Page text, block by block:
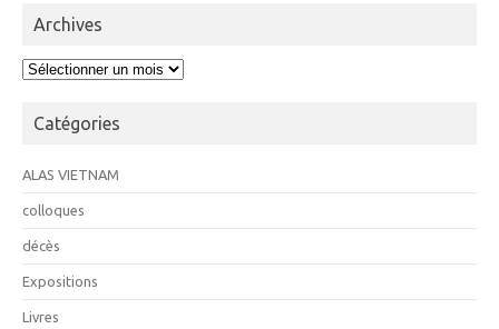
Archives
Archives
Catégories
ALAS VIETNAM
colloques
décès
Expositions
Livres